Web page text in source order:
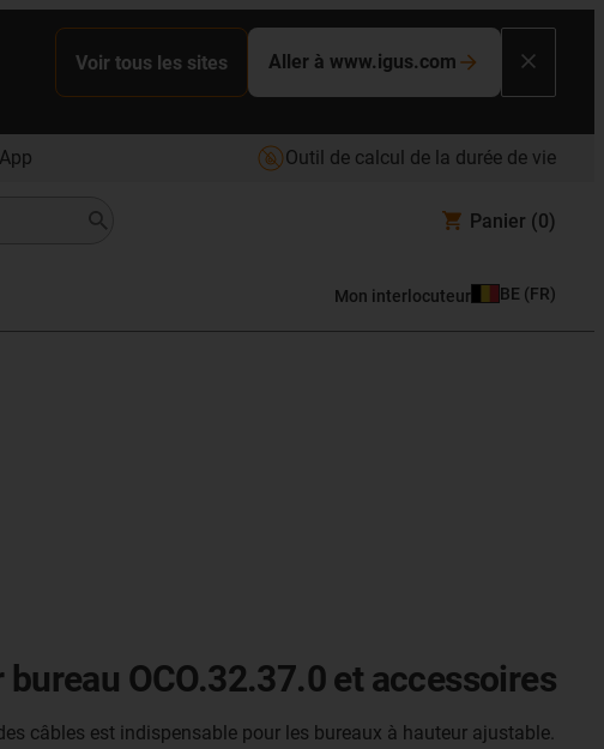
Voir tous les sites Aller à www.igus.com
Outil de calcul de la durée de vie
Panier (0)
Mon interlocuteur BE (FR)
OCO.32.37.0 et accessoires
câbles est indispensable pour les bureaux à hauteur ajustable.